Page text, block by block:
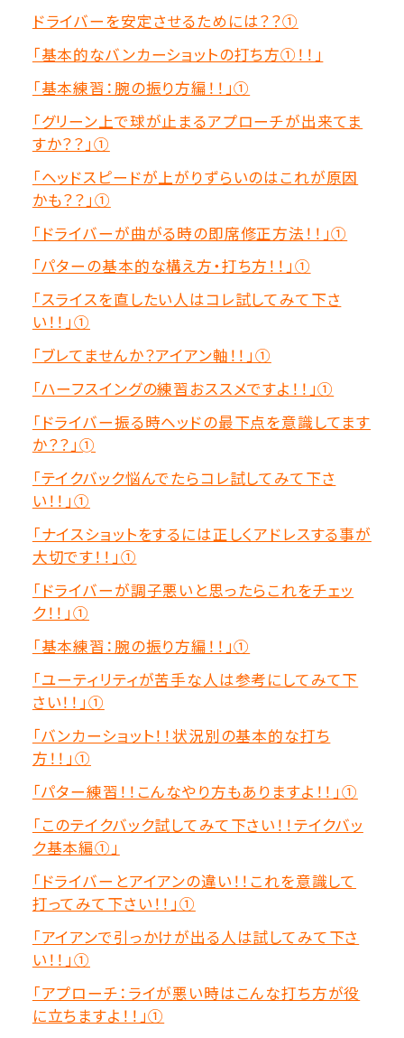
ドライバーを安定させるためには？？①
「基本的なバンカーショットの打ち方①！！」
「基本練習：腕の振り方編！！」①
「グリーン上で球が止まるアプローチが出来てま
すか？？」①
「ヘッドスピードが上がりずらいのはこれが原因
かも？？」①
「ドライバーが曲がる時の即席修正方法！！」①
「パターの基本的な構え方・打ち方！！」①
「スライスを直したい人はコレ試してみて下さ
い！！」①
「ブレてませんか？アイアン軸！！」①
「ハーフスイングの練習おススメですよ！！」①
「ドライバー振る時ヘッドの最下点を意識してます
か？？」➀
「テイクバック悩んでたらコレ試してみて下さ
い！！」①
「ナイスショットをするには正しくアドレスする事が
大切です！！」①
「ドライバーが調子悪いと思ったらこれをチェッ
ク！！」①
「基本練習：腕の振り方編！！」①
「ユーティリティが苦手な人は参考にしてみて下
さい！！」①
「バンカーショット！！状況別の基本的な打ち
方！！」①
「パター練習！！こんなやり方もありますよ！！」①
「このテイクバック試してみて下さい！！テイクバッ
ク基本編①」
「ドライバーとアイアンの違い！！これを意識して
打ってみて下さい！！」①
「アイアンで引っかけが出る人は試してみて下さ
い！！」①
「アプローチ：ライが悪い時はこんな打ち方が役
に立ちますよ！！」①